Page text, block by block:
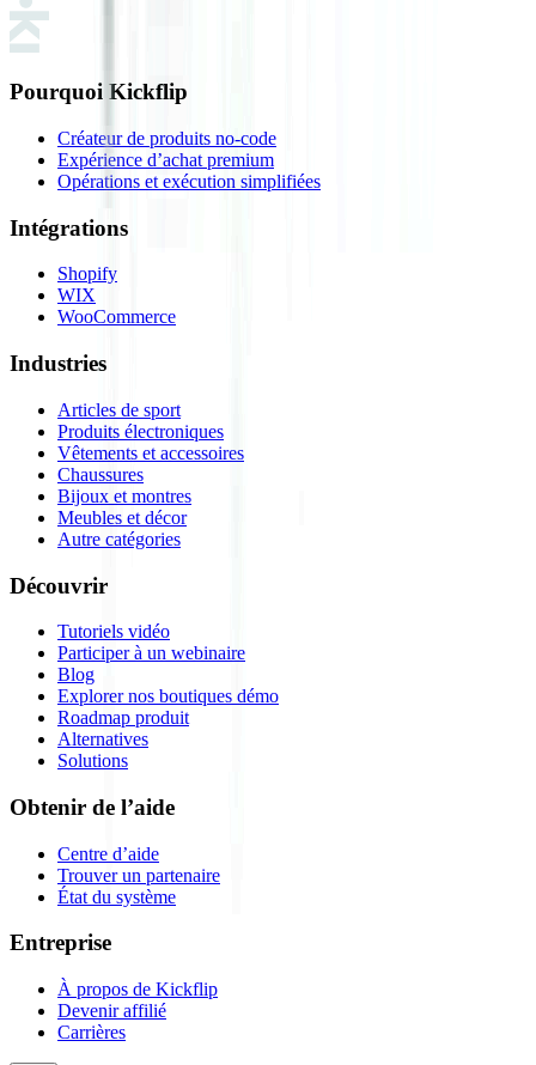
Pourquoi Kickflip
Créateur de produits no-code
Expérience d’achat premium
Opérations et exécution simplifiées
Intégrations
Shopify
WIX
WooCommerce
Industries
Articles de sport
Produits électroniques
Vêtements et accessoires
Chaussures
Bijoux et montres
Meubles et décor
Autre catégories
Découvrir
Tutoriels vidéo
Participer à un webinaire
Blog
Explorer nos boutiques démo
Roadmap produit
Alternatives
Solutions
Obtenir de l’aide
Centre d’aide
Trouver un partenaire
État du système
Entreprise
À propos de Kickflip
Devenir affilié
Carrières